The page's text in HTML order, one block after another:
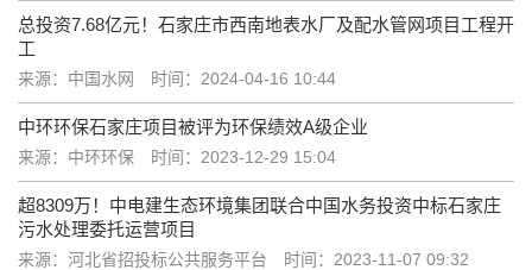
总投资7.68亿元！石家庄市西南地表水厂及配水管网项目工程开
工
来源：中国水网 时间：2024-04-16 10:44
中环环保石家庄项目被评为环保绩效A级企业
来源：中环环保 时间：2023-12-29 15:04
超8309万！中电建生态环境集团联合中国水务投资中标石家庄
污水处理委托运营项目
来源：河北省招投标公共服务平台 时间：2023-11-07 09:32